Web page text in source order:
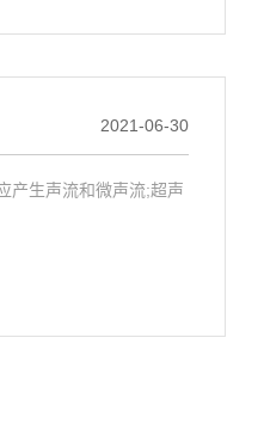
2021-06-30
产生声流和微声流;超声